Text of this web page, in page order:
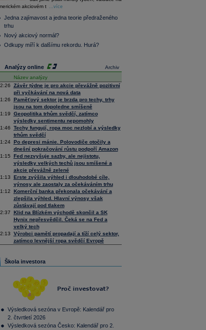
36 376,54 0,66
4 068,78
akciovém t
...více
Jedna zajímavost a jedna teorie předraženého
trhu
Nový akciový normál?
Odkupy míří k dalšímu rekordu. Hurá?
Archiv
Analýzy online
Název analýzy
Závěr týdne je pro akcie převážně pozitivní
při vyčkávání na nová data
Paměťový sektor je brzda pro techy, trhy
jsou na tom dopoledne smíšeně
Geopolitika trhům svědčí, zatímco
výsledky sentimentu nepomohly
Techy fungují, ropa moc nezlobí a výsledky
trhům svědčí
Po depresi mánie. Polovodiče otočily a
dnešní pokračování růstu podpoří Amazon
Fed nezvyšuje sazby, ale nejistotu,
výsledky velkých techů jsou smíšené a
akcie převážně zelené
Erste zvýšila výhled i dlouhodobé cíle,
výnosy ale zaostaly za očekáváním trhu
Komerční banka překonala očekávání a
zlepšila výhled. Hlavní výnosy však
zůstávají pod tlakem
Klid na Blízkém východě skončil a SK
Hynix nepřesvědčil. Čeká se na Fed a
velký tech
Výrobci pamětí propadají a tíží celý sektor,
zatímco levnější ropa svědčí Evropě
Škola investora
Výsledková sezóna v Evropě: Kalendář pro
2. čtvrtletí 2026
Výsledková sezóna Česko: Kalendář pro 2.